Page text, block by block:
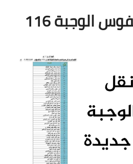
اسماء نقل النفوس الوجبة 116